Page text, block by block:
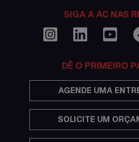
Curso de inglês no exterior
Dicas
Economia
Estudar no exterior
Eventos
SIGA A AC NAS
DÊ O PRIMEIRO
AGENDE UMA
SOLICITE UM